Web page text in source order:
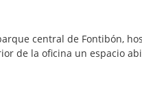
central de Fontibón,
de la oficina un espacio